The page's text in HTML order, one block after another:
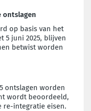
ontslagen
op basis van het
5 juni 2025, blijven
betwist worden
ontslagen worden
wordt beoordeeld,
re-integratie eisen.